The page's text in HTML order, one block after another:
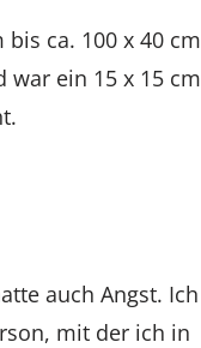
ca. 100 x 40 cm
war ein 15 x 15 cm
auch Angst. Ich
mit der ich in